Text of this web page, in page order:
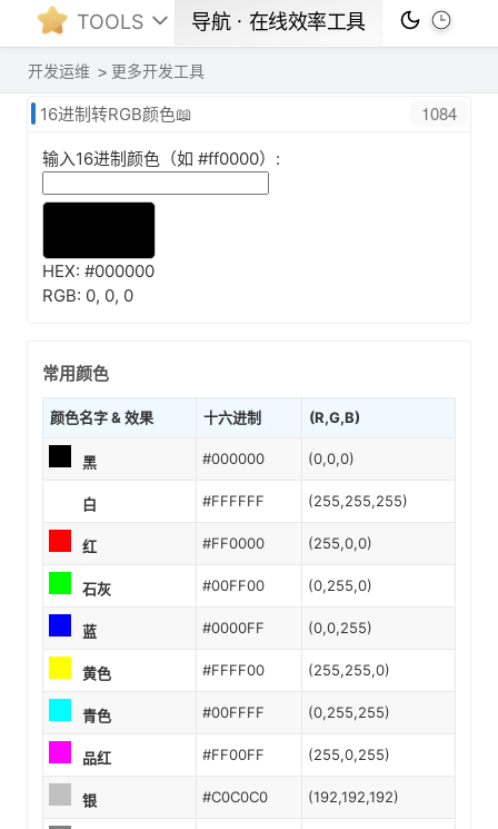
TOOLS 导航ㆍ在线效率工具
开发运维 更多开发工具
16进制转RGB颜色📖 1084
输入16进制颜色（如 #ff0000）:
HEX: #000000
RGB: 0, 0, 0
常用颜色
颜色名字 & 效果 十六进制 (R,G,B)
黑 #000000 (0,0,0)
白 #FFFFFF (255,255,255)
红 #FF0000 (255,0,0)
石灰 #00FF00 (0,255,0)
蓝 #0000FF (0,0,255)
黄色 #FFFF00 (255,255,0)
青色 #00FFFF (0,255,255)
品红 #FF00FF (255,0,255)
银 #C0C0C0 (192,192,192)